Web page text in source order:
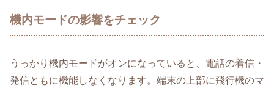
機内モードの影響をチェック
うっかり機内モードがオンになっていると、電話の着信・
発信ともに機能しなくなります。端末の上部に飛行機のマ